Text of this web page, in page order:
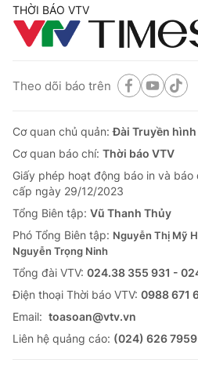
THỜI BÁO VTV
Theo dõi báo trên
Cơ quan chủ quản:Đài Truyền hình
Cơ quan báo chí: Thời báo VTV
Giấy phép hoạt động báo in và
cấp ngày 29/12/2023
Tổng Biên tập: Vũ Thanh Thủy
Phó Tổng Biên tập: Nguyễn Thị Mỹ
Nguyễn Trọng Ninh
Tổng đài VTV: 024.38 355 931 -
Ðiện thoại Thời báo VTV: 0988 671
Email: toasoan@vtv.vn
Liên hệ quảng cáo: (024) 626